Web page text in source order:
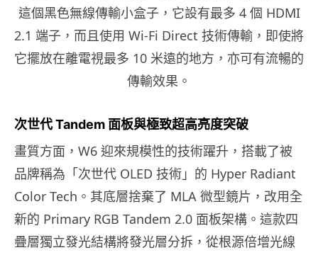
這個黑色無線傳輸小盒子，它設有最多 4 個 HDMI
2.1 端子，而且使用 Wi-Fi Direct 技術傳輸，即使將
它擺放在離電視最多 10 米遠的地方，亦可有流暢的
傳輸效果。
次世代 Tandem 面板與極致超高亮度突破
畫質方面，W6 迎來規模性的技術躍升，搭載了被
品牌稱為「次世代 OLED 技術」的 Hyper Radiant
Color Tech。其底層捨棄了 MLA 微型鏡片，改用全
新的 Primary RGB Tandem 2.0 面板架構。這款四
疊層獨立發光結構將發光層分拆，從根源倍增光線